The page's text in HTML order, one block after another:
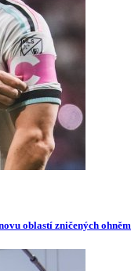
oblastí zničených ohněm